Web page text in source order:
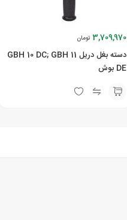
3,709,970 تومان
دسته بغل دریل GBH 10 DC; GBH 11
DE بوش